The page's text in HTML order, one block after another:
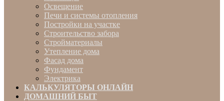
Освещение
Печи и системы отопления
Постройки на участке
Строительство забора
Стройматериалы
Утепление дома
Фасад дома
Фундамент
Электрика
КАЛЬКУЛЯТОРЫ ОНЛАЙН
ДОМАШНИЙ БЫТ